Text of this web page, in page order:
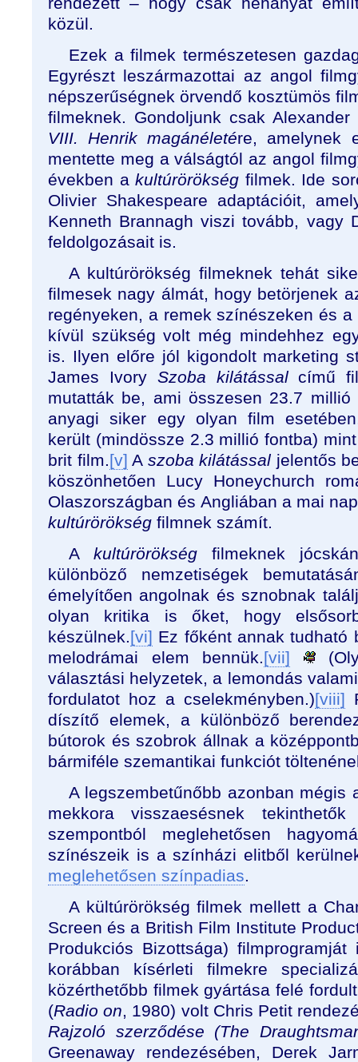
közül.
Ezek a filmek természetesen
Egyrészt leszármazottai az angol
népszerűségnek örvendő kosztümös
filmeknek. Gondoljunk csak
VIII. Henrik magánéletére, amelynek
mentette meg a válságtól az angol
években a kultúrörökség filmek. Ide
Olivier Shakespeare adaptációit,
Kenneth Brannagh viszi tovább, vagy
feldolgozásait is.
A kultúrörökség filmeknek tehát
filmesek nagy álmát, hogy betörjenek
regényeken, a remek színészeken és
kívül szükség volt még mindehhez
is. Ilyen előre jól kigondolt marketing
James Ivory Szoba kilátássalcímű
mutatták be, ami összesen 23.7
anyagi siker egy olyan film
került (mindössze 2.3 millió fontba)
brit film.[v] A szoba kilátással jelentős
köszönhetően Lucy Honeychurch
Olaszországban és Angliában a mai
kultúrörökség filmnek számít.
Akultúrörökség filmeknek
különböző nemzetiségek
émelyítően angolnak és sznobnak
olyan kritika is őket, hogy
készülnek.[vi] Ez főként annak tudható
melodrámai elem bennük.[vii]
választási helyzetek, a lemondás
fordulatot hoz a cselekményben.)[viii]
díszítő elemek, a különböző
bútorok és szobrok állnak a
bármiféle szemantikai funkciót
A legszembetűnőbb azonban
mekkora visszaesésnek
szempontból meglehetősen
színészeik is a színházi elitből
meglehetősen színpadias.
A kültúrörökség filmek mellett a
Screen és a British Film Institute
Produkciós Bizottsága)
korábban kísérleti filmekre
közérthetőbb filmek gyártása felé
(Radio on, 1980) volt Chris Petit
Rajzoló szerződése (The
Greenaway rendezésében, Derek